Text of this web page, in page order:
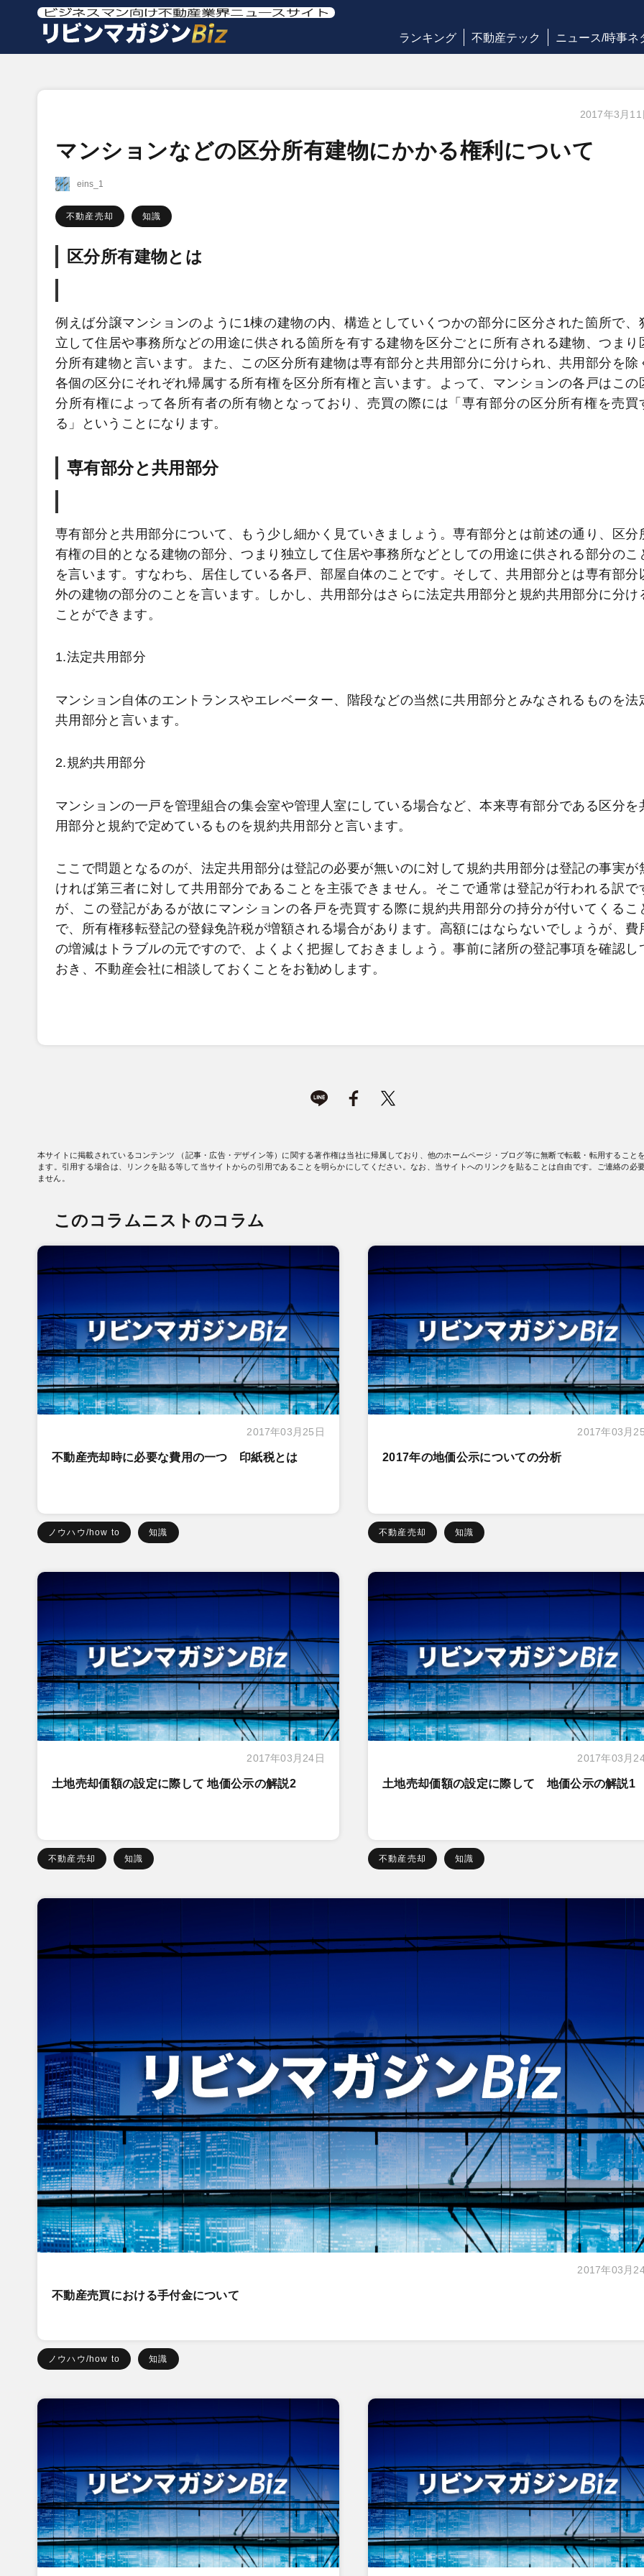
ランキング 不動産テック ニュース/時事ネ
2017年3月11
マンションなどの区分所有建物にかかる権利について
eins_1
不動産売却 知識
区分所有建物とは
例えば分譲マンションのように1棟の建物の内、構造としていくつかの部分に区分された箇所で、
立して住居や事務所などの用途に供される箇所を有する建物を区分ごとに所有される建物、つまり
分所有建物と言います。また、この区分所有建物は専有部分と共用部分に分けられ、共用部分を除
各個の区分にそれぞれ帰属する所有権を区分所有権と言います。よって、マンションの各戸はこの
分所有権によって各所有者の所有物となっており、売買の際には「専有部分の区分所有権を売買
る」ということになります。
専有部分と共用部分
専有部分と共用部分について、もう少し細かく見ていきましょう。専有部分とは前述の通り、区分
有権の目的となる建物の部分、つまり独立して住居や事務所などとしての用途に供される部分のこ
を言います。すなわち、居住している各戸、部屋自体のことです。そして、共用部分とは専有部分
外の建物の部分のことを言います。しかし、共用部分はさらに法定共用部分と規約共用部分に分け
ことができます。
1.法定共用部分
マンション自体のエントランスやエレベーター、階段などの当然に共用部分とみなされるものを法
共用部分と言います。
2.規約共用部分
マンションの一戸を管理組合の集会室や管理人室にしている場合など、本来専有部分である区分を
用部分と規約で定めているものを規約共用部分と言います。
ここで問題となるのが、法定共用部分は登記の必要が無いのに対して規約共用部分は登記の事実が
ければ第三者に対して共用部分であることを主張できません。そこで通常は登記が行われる訳で
が、この登記があるが故にマンションの各戸を売買する際に規約共用部分の持分が付いてくるこ
で、所有権移転登記の登録免許税が増額される場合があります。高額にはならないでしょうが、費
の増減はトラブルの元ですので、よくよく把握しておきましょう。事前に諸所の登記事項を確認し
おき、不動産会社に相談しておくことをお勧めします。
本サイトに掲載されているコンテンツ （記事・広告・デザイン等）に関する著作権は当社に帰属しており、他のホームページ・ブログ等に無断で転載・転用すること
ます。引用する場合は、リンクを貼る等して当サイトからの引用であることを明らかにしてください。なお、当サイトへのリンクを貼ることは自由です。ご連絡の必
ません。
このコラムニストのコラム
2017年03月25日
不動産売却時に必要な費用の一つ 印紙税とは
ノウハウ/how to 知識
2017年03月
2017年の地価公示についての分析
不動産売却 知識
2017年03月24日
土地売却価額の設定に際して 地価公示の解説2
不動産売却 知識
2017年03月
土地売却価額の設定に際して 地価公示の解説1
不動産売却 知識
2017年03月
不動産売買における手付金について
ノウハウ/how to 知識